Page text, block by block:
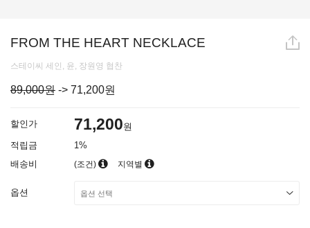
FROM THE HEART NECKLACE
스테이씨 세인, 윤, 장원영 협찬
89,000원 -> 71,200원
할인가 71,200원
적립금
1%
배송비
(조건) 지역별
옵션